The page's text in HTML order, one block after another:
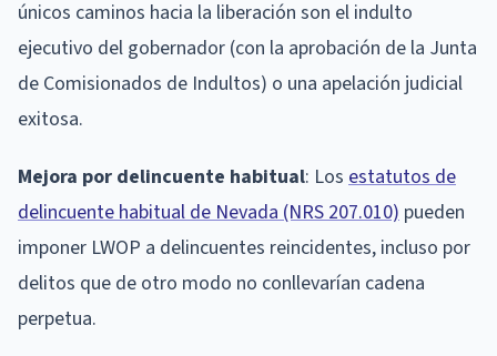
únicos caminos hacia la liberación son el indulto
ejecutivo del gobernador (con la aprobación de la Junta
de Comisionados de Indultos) o una apelación judicial
exitosa.
Mejora por delincuente habitual: Los estatutos de
delincuente habitual de Nevada (NRS 207.010) pueden
imponer LWOP a delincuentes reincidentes, incluso por
delitos que de otro modo no conllevarían cadena
perpetua.